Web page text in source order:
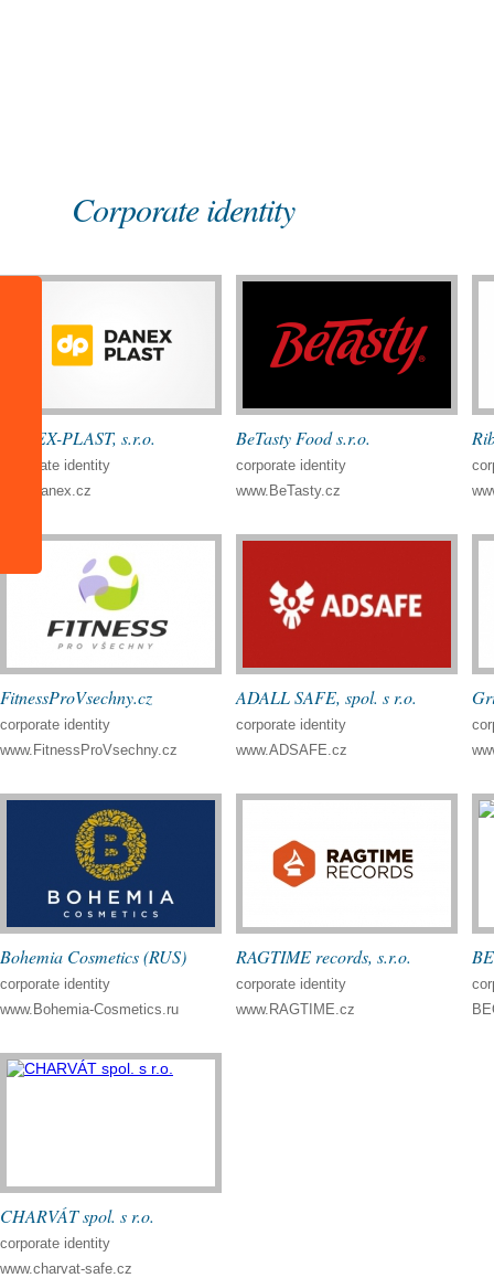
Corporate identity
DANEX-PLAST, s.r.o.
corporate identity
www.danex.cz
BeTasty Food s.r.o.
corporate identity
www.BeTasty.cz
FitnessProVsechny.cz
corporate identity
www.FitnessProVsechny.cz
ADALL SAFE, spol. s r.o.
corporate identity
www.ADSAFE.cz
Bohemia Cosmetics (RUS)
corporate identity
www.Bohemia-Cosmetics.ru
RAGTIME records, s.r.o.
corporate identity
www.RAGTIME.cz
CHARVÁT spol. s r.o.
corporate identity
www.charvat-safe.cz